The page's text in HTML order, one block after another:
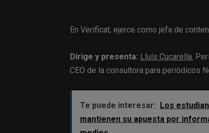
En Verificat, ejerce como jefa de
Dirige y presenta: Lluís Cucarella.
CEO de la consultora para periódicos
Te puede interesar:
Los
mantienen su apuesta por